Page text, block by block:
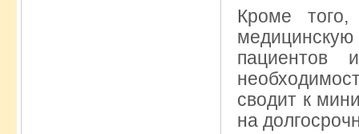
Кроме того,
пациентов
сводит к
на